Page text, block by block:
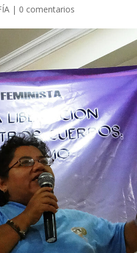
| 0 comentarios